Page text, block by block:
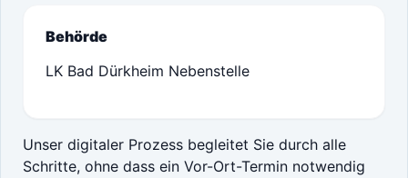
Behörde
LK Bad Dürkheim Nebenstelle
Unser digitaler Prozess begleitet Sie durch alle
Schritte, ohne dass ein Vor-Ort-Termin notwendig